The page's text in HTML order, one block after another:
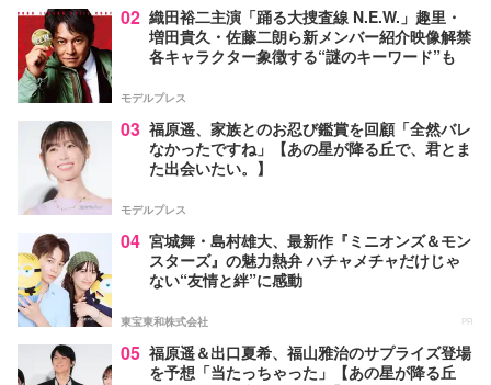
02 織田裕二主演「踊る大捜査線 N.E.W.」趣里・
増田貴久・佐藤二朗ら新メンバー紹介映像解禁
各キャラクター象徴する“謎のキーワード”も
モデルプレス
03 福原遥、家族とのお忍び鑑賞を回顧「全然バレ
なかったですね」【あの星が降る丘で、君とま
た出会いたい。】
モデルプレス
04 宮城舞・島村雄大、最新作『ミニオンズ＆モン
スターズ』の魅力熱弁 ハチャメチャだけじゃ
ない“友情と絆”に感動
東宝東和株式会社 PR
05 福原遥＆出口夏希、福山雅治のサプライズ登場
を予想「当たっちゃった」【あの星が降る丘